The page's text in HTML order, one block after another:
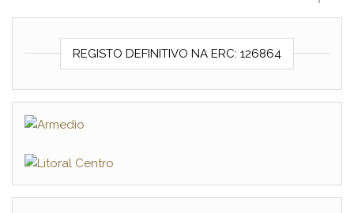
REGISTO DEFINITIVO NA ERC: 126864